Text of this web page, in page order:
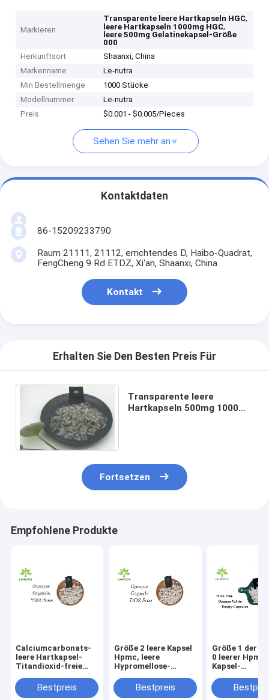
Markieren
Transparente leere Hartkapseln HGC,
leere Hartkapseln 1000mg HGC,
leere 500mg Gelatinekapsel-Größe
000
Herkunftsort
Shaanxi, China
Markenname
Le-nutra
Min Bestellmenge
1000 Stücke
Modellnummer
Le-nutra
Preis
$0.001 - $0.005/Pieces
Sehen Sie mehr an
Kontaktdaten
86-15209233790
Raum 21111, 21112, errichtendes D, Haibo-Quadrat,
FengCheng 9 Rd ETDZ, Xi'an, Shaanxi, China
Kontakt
Erhalten Sie Den Besten Preis Für
Transparente leere
Hartkapseln 500mg 1000mg
Fortsetzen
Empfohlene Produkte
Calciumcarbonats-
leere Hartkapsel-
Titandioxid-freie
Bestpreis
Größe 2 leere Kapsel
Hpmc, leere
Hypromellose-
Bestpreis
Größe 1 der
0 leerer Hpmc-
Kapsel-